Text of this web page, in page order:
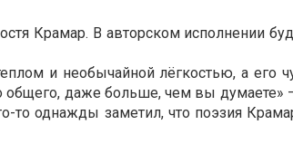
Крамар. В авторском исполнении
и необычайной лёгкостью, а его
даже больше, чем вы думаете»
то однажды заметил, что поэзия